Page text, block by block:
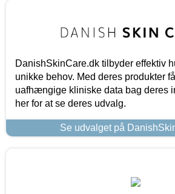
DanishSkinCare.dk tilbyder effektiv
unikke behov. Med deres produkter
uafhængige kliniske data bag deres
her for at se deres udvalg.
Se udvalget på